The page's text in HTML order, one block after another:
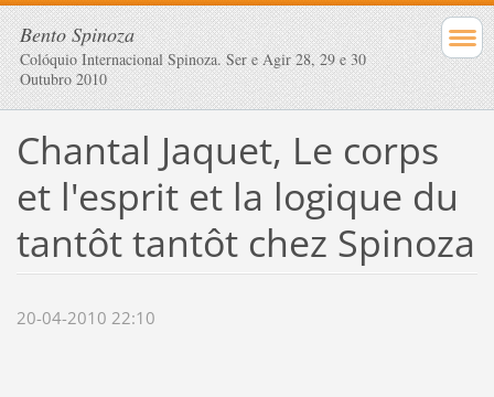
Bento Spinoza
Colóquio Internacional Spinoza. Ser e Agir 28, 29 e 30
Outubro 2010
Chantal Jaquet, Le corps
et l'esprit et la logique du
tantôt tantôt chez Spinoza
20-04-2010 22:10